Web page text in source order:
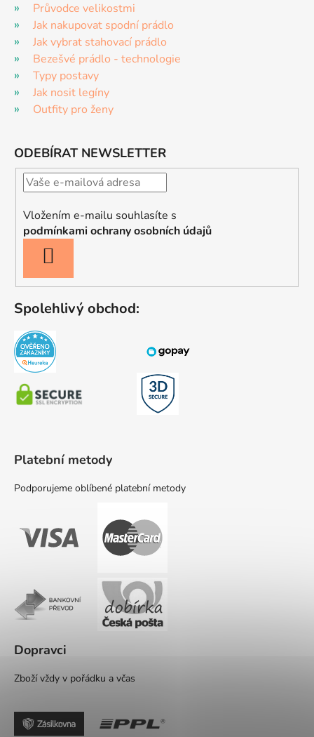
Průvodce velikostmi
Jak nakupovat spodní prádlo
Jak vybrat stahovací prádlo
Bezešvé prádlo - technologie
Typy postavy
Jak nosit legíny
Outfity pro ženy
ODEBÍRAT NEWSLETTER
Vložením e-mailu souhlasíte s
podmínkami ochrany osobních údajů
SE
Spolehlivý obchod:
Platební metody
Podporujeme oblíbené platební metody
Dopravci
Zboží vždy v pořádku a včas